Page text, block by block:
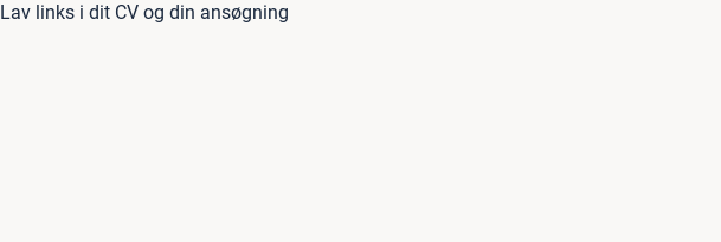
Lav links i dit CV og din ansøgning